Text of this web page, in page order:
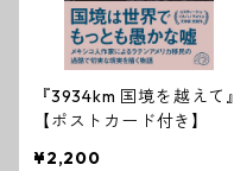
『3934km 国境を越えて』
【ポストカード付き】
¥2,200